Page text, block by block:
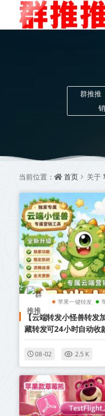
群推推
当前位置： 首页 关于
苹果一键转发
【云端转发小怪兽转发
藏转发可24小时自动收
兽转发加秒抢转发语音
08-02 2.5 K